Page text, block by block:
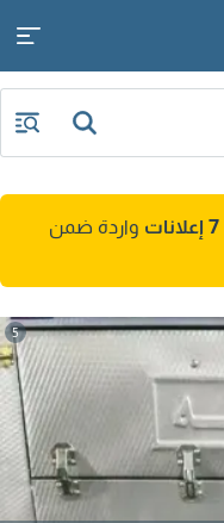
7 إعلانات
واردة ضمن
5